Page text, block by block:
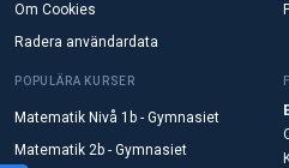
Om Cookies
Radera användardata
POPULÄRA KURSER
Matematik Nivå 1b - Gymnasiet
Matematik 2b - Gymnasiet